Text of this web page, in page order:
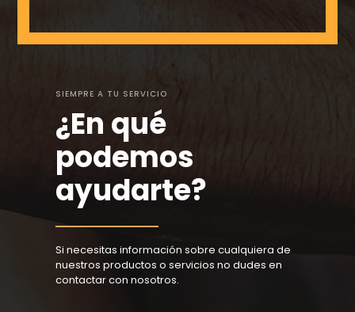
SIEMPRE A TU SERVICIO
¿En qué
podemos
ayudarte?
Si necesitas información sobre cualquiera de
nuestros productos o servicios no dudes en
contactar con nosotros.